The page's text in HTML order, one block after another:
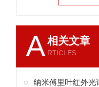
A相关文章
RTICLES
纳米傅里叶红外光